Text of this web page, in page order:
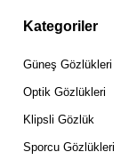
Kategoriler
Güneş Gözlükleri
Optik Gözlükleri
Klipsli Gözlük
Sporcu Gözlükleri